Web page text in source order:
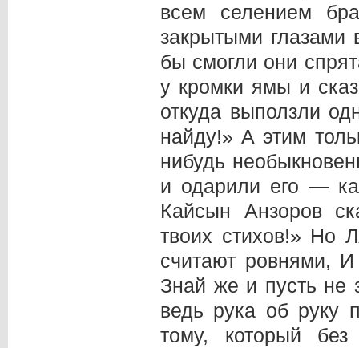
всем селением
закрытыми глазами
бы смогли они
у кромки ямы и
откуда выползли
найду!» А этим
нибудь
и одарили его —
Кайсын Анзоров
твоих стихов!» Но
считают ровнями,
Знай же и пусть не
ведь рука об руку
тому, который